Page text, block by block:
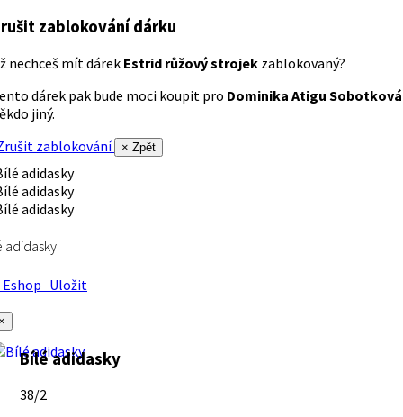
zablokování dárku
nechceš mít dárek Estrid růžový strojek zablokovaný?
dárek pak bude moci koupit pro Dominika Atigu Sobotková
jiný.
zablokování
× Zpět
adidasky
Uložit
Bílé adidasky
38/2